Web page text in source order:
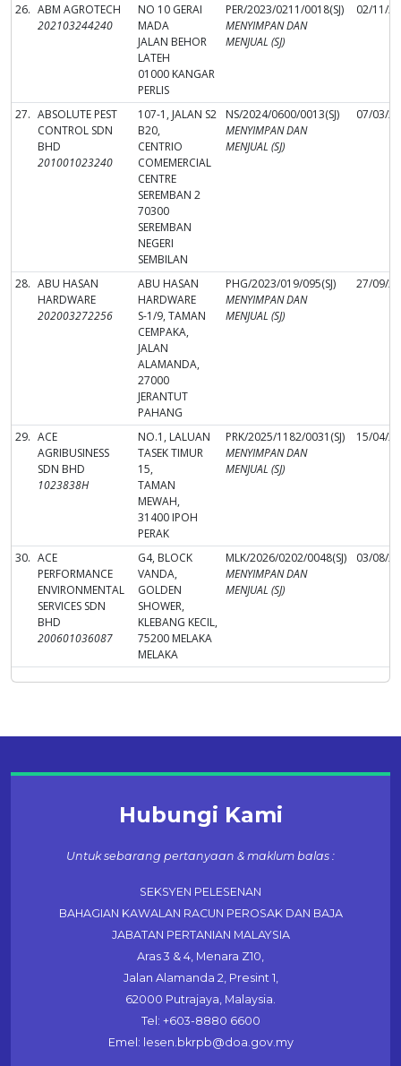
26. ABM AGROTECH
202103244240
NO 10 GERAI
MADA
JALAN BEHOR
LATEH
01000 KANGAR
PERLIS
PER/2023/0211/0018(SJ)
MENYIMPAN DAN
MENJUAL (SJ)
02/11/
27. ABSOLUTE PEST
CONTROL SDN
BHD
201001023240
107-1, JALAN S2
B20,
CENTRIO
COMEMERCIAL
CENTRE
SEREMBAN 2
70300
SEREMBAN
NEGERI
SEMBILAN
NS/2024/0600/0013(SJ)
MENYIMPAN DAN
MENJUAL (SJ)
07/03/
28. ABU HASAN
HARDWARE
202003272256
ABU HASAN
HARDWARE
S-1/9, TAMAN
CEMPAKA,
JALAN
ALAMANDA,
27000
JERANTUT
PAHANG
PHG/2023/019/095(SJ)
MENYIMPAN DAN
MENJUAL (SJ)
27/09/
29. ACE
AGRIBUSINESS
SDN BHD
1023838H
NO.1, LALUAN
TASEK TIMUR
15,
TAMAN
MEWAH,
31400 IPOH
PERAK
PRK/2025/1182/0031(SJ)
MENYIMPAN DAN
MENJUAL (SJ)
15/04/
30. ACE
PERFORMANCE
ENVIRONMENTAL
SERVICES SDN
BHD
200601036087
G4, BLOCK
VANDA,
GOLDEN
SHOWER,
KLEBANG KECIL,
75200 MELAKA
MELAKA
MLK/2026/0202/0048(SJ)
MENYIMPAN DAN
MENJUAL (SJ)
03/08/
Hubungi Kami
Untuk sebarang pertanyaan & maklum balas :
SEKSYEN PELESENAN
BAHAGIAN KAWALAN RACUN PEROSAK DAN BAJA
JABATAN PERTANIAN MALAYSIA
Aras 3 & 4, Menara Z10,
Jalan Alamanda 2, Presint 1,
62000 Putrajaya, Malaysia.
Tel: +603-8880 6600
Emel: lesen.bkrpb@doa.gov.my